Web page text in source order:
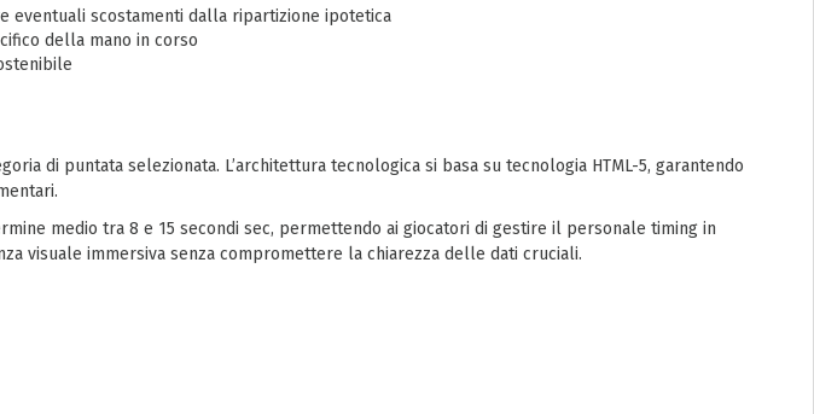
eventuali scostamenti dalla ripartizione ipotetica
della mano in corso
di puntata selezionata. L’architettura tecnologica si basa su tecnologia HTML-5, garantendo
medio tra 8 e 15 secondi sec, permettendo ai giocatori di gestire il personale timing in
visuale immersiva senza compromettere la chiarezza delle dati cruciali.